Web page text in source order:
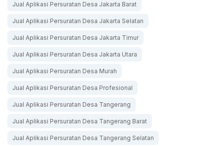
Jual Aplikasi Persuratan Desa Jakarta Barat
Jual Aplikasi Persuratan Desa Jakarta Selatan
Jual Aplikasi Persuratan Desa Jakarta Timur
Jual Aplikasi Persuratan Desa Jakarta Utara
Jual Aplikasi Persuratan Desa Murah
Jual Aplikasi Persuratan Desa Profesional
Jual Aplikasi Persuratan Desa Tangerang
Jual Aplikasi Persuratan Desa Tangerang Barat
Jual Aplikasi Persuratan Desa Tangerang Selatan